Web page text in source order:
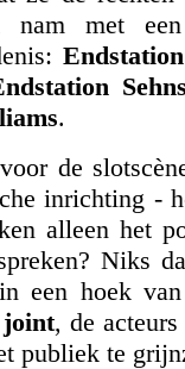
nam met
.
de
inrichting -
alleen het
Niks
een hoek
joint, de
publiek te